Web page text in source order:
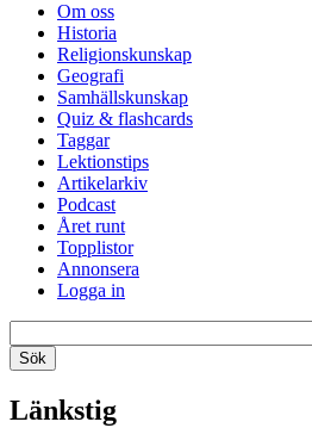
Om oss
Historia
Religionskunskap
Geografi
Samhällskunskap
Quiz & flashcards
Taggar
Lektionstips
Artikelarkiv
Podcast
Året runt
Topplistor
Annonsera
Logga in
Länkstig